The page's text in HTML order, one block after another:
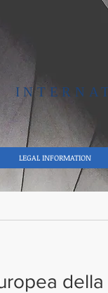
LEGAL INFORMATION
Albany International